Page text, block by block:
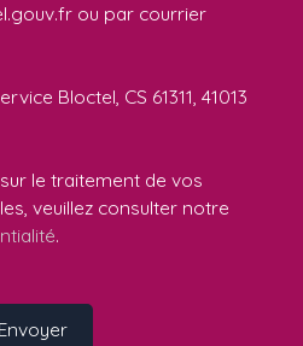
ou par courrier
Bloctel, CS 61311, 41013
le traitement de vos
veuillez consulter notre
.
Envoyer